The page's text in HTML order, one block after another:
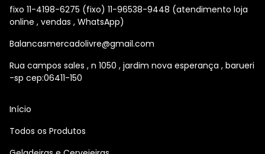
fixo 11-4198-6275 (fixo) 11-96538-9448 (atendimento loja
online , vendas , WhatsApp)
Balancasmercadolivre@gmail.com
Rua campos sales , n 1050 , jardim nova esperança , barueri
-sp cep:06411-150
Início
Todos os Produtos